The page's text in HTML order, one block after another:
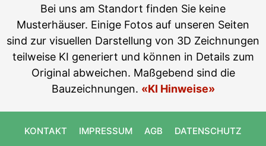
Bei uns am Standort finden Sie keine
Musterhäuser. Einige Fotos auf unseren Seiten
sind zur visuellen Darstellung von 3D Zeichnungen
teilweise KI generiert und können in Details zum
Original abweichen. Maßgebend sind die
Bauzeichnungen. «KI Hinweise»
KONTAKT IMPRESSUM AGB DATENSCHUTZ